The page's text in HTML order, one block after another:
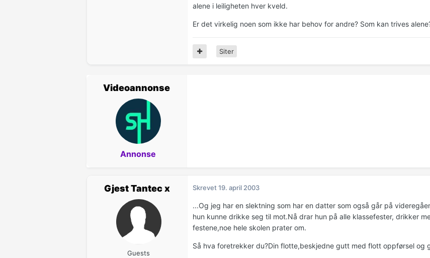
alene i leiligheten hver kveld.
Er det virkelig noen som ikke har behov for andre? Som kan trives
Siter
Videoannonse
Annonse
Gjest Tantec x
Guests
Skrevet19. april 2003
...Og jeg har en slektning som har en datter som også går på
hun kunne drikke seg til mot.Nå drar hun på alle klassefester, drikker
festene,noe hele skolen prater om.
Så hva foretrekker du?Din flotte,beskjedne gutt med flott oppførsel og